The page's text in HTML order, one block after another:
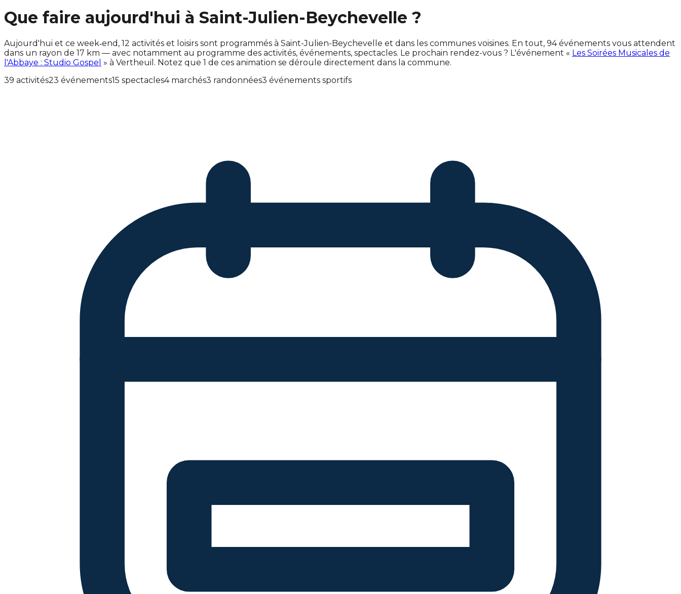
Que faire aujourd'hui à Saint-Julien-Beychevelle ?
Aujourd'hui et ce week‑end, 12 activités et loisirs sont programmés à Saint-Julien-Beychevelle et dans les communes voisines. En tout, 94 événements vous attendent
dans un rayon de 17 km — avec notamment au programme des activités, événements, spectacles. Le prochain rendez-vous ? L'événement « Les Soirées Musicales de
l'Abbaye : Studio Gospel » à Vertheuil. Notez que 1 de ces animation se déroule directement dans la commune.
39 activités23 événements15 spectacles4 marchés3 randonnées3 événements sportifs